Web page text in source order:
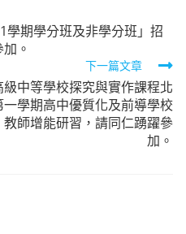
學期學分班及非學分班」招
。
下一篇文章
中等學校探究與實作課程北
學期高中優質化及前導學校
教師增能研習，請同仁踴躍參
加。